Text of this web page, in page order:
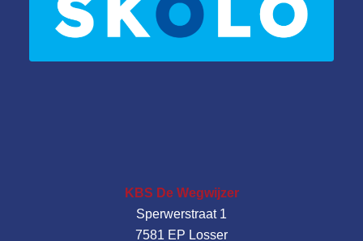
KBS De Wegwijzer
Sperwerstraat 1
7581 EP Losser